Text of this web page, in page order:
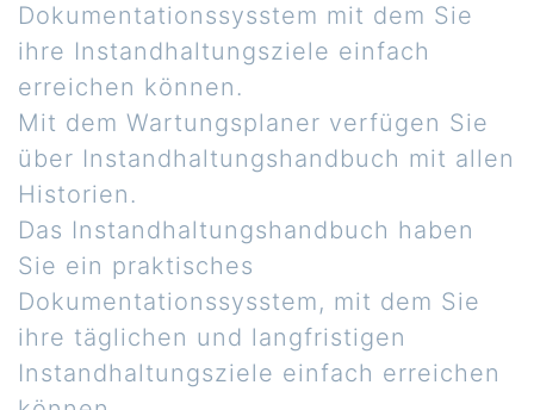
Dokumentationssysstem mit dem Sie
ihre Instandhaltungsziele einfach
erreichen können.
Mit dem Wartungsplaner verfügen Sie
über Instandhaltungshandbuch mit allen
Historien.
Das Instandhaltungshandbuch haben
Sie ein praktisches
Dokumentationssysstem, mit dem Sie
ihre täglichen und langfristigen
Instandhaltungsziele einfach erreichen